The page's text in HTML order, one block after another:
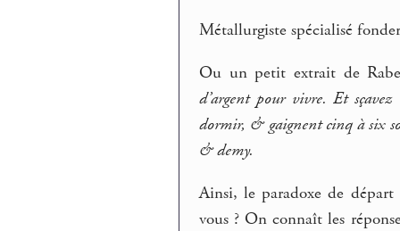
Métallurgiste spécialisé
Ou un petit extrait de
d’argent pour vivre. Et
dormir, & gaignent cinq à six
& demy.
Ainsi, le paradoxe de départ
vous ? On connaît les